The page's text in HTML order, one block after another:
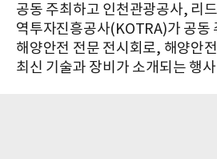
공동 주최하고 인천관광공사, 리
역투자진흥공사(KOTRA)가 공동
해양안전 전문 전시회로, 해양안
최신 기술과 장비가 소개되는 행